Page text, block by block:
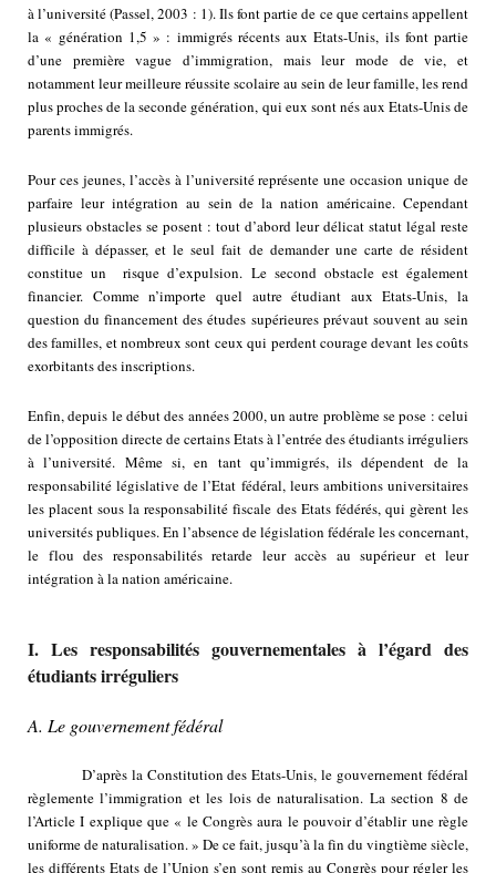
à l’université (Passel, 2003 : 1). Ils font partie de ce que certains appellent
la « génération 1,5 » : immigrés récents aux Etats-Unis, ils font partie
d’une première vague d’immigration, mais leur mode de vie, et
notamment leur meilleure réussite scolaire au sein de leur famille, les rend
plus proches de la seconde génération, qui eux sont nés aux Etats-Unis de
parents immigrés.
Pour ces jeunes, l’accès à l’université représente une occasion unique de
parfaire leur intégration au sein de la nation américaine. Cependant
plusieurs obstacles se posent : tout d’abord leur délicat statut légal reste
difficile à dépasser, et le seul fait de demander une carte de résident
constitue un risque d’expulsion. Le second obstacle est également
financier. Comme n’importe quel autre étudiant aux Etats-Unis, la
question du financement des études supérieures prévaut souvent au sein
des familles, et nombreux sont ceux qui perdent courage devant les coûts
exorbitants des inscriptions.
Enfin, depuis le début des années 2000, un autre problème se pose : celui
de l’opposition directe de certains Etats à l’entrée des étudiants irréguliers
à l’université. Même si, en tant qu’immigrés, ils dépendent de la
responsabilité législative de l’Etat fédéral, leurs ambitions universitaires
les placent sous la responsabilité fiscale des Etats fédérés, qui gèrent les
universités publiques. En l’absence de législation fédérale les concernant,
le flou des responsabilités retarde leur accès au supérieur et leur
intégration à la nation américaine.
I. Les responsabilités gouvernementales à l’égard des
étudiants irréguliers
A. Le gouvernement fédéral
D’après la Constitution des Etats-Unis, le gouvernement fédéral
règlemente l’immigration et les lois de naturalisation. La section 8 de
l’Article I explique que « le Congrès aura le pouvoir d’établir une règle
uniforme de naturalisation. » De ce fait, jusqu’à la fin du vingtième siècle,
les différents Etats de l’Union s’en sont remis au Congrès pour régler les